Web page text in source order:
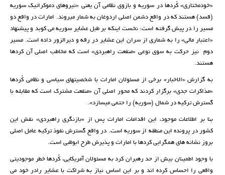
«خودمختاری» کُردها در سوریه و بازوی نظامی آن یعنی «نیروهای دموکراتیک سوریه
(قسد) هستند که در واقع دشمن اصلی اردوغان به شمار میروند. امارات در واقع دو
مسیر را در پیش گرفته است: نخست اینکه بر طبل عشایر سوریه می کوبد و پیشنهاد
«اعتبار مالی» را به شماری از سران این عشایر در رقه و دیرالزور داده است. مسیر
دوم نیز حرکت به سوی نوعی «منفعت راهبردی» است که مخاطب اصلی آن کردها
هستند.
به گزارش «الاخبار» برخی از مسئولان امارات با شخصیتهای سیاسی و نظامی کُردها
«مذاکرات جدی» برگزار کردند که محور اصلی آن «منفعت مشترک است که مقابله با
گسترش ترکیه در شمال (سوریه) را حتمی میسازد».
بنا بر اطلاعات موجود، این اقدامات امارات پس از «بازنگری راهبردی» نفش این
کشور در پرونده این منطقه از سوریه است. در واقع گسترش نفوذ ترکیه عامل اصلی
بروز نشانه های همگرایی کردها با امارات و پذیرش طرح ابوظبی است.
با وجود اطمینان بیش از حد رهبران کرد به مسئولان آمریکایی، کُردها خطر موجودیتی
واقعی را احساس کرده اند و بر این اساس نیاز به شراکت با عشایر رادر خود می